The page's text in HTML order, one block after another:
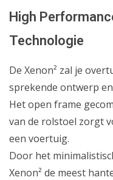
High
Technologie
De Xenon² zal je
sprekende ontwerp
Het open frame
van de rolstoel zorgt
een voertuig.
Door het
Xenon² de meest